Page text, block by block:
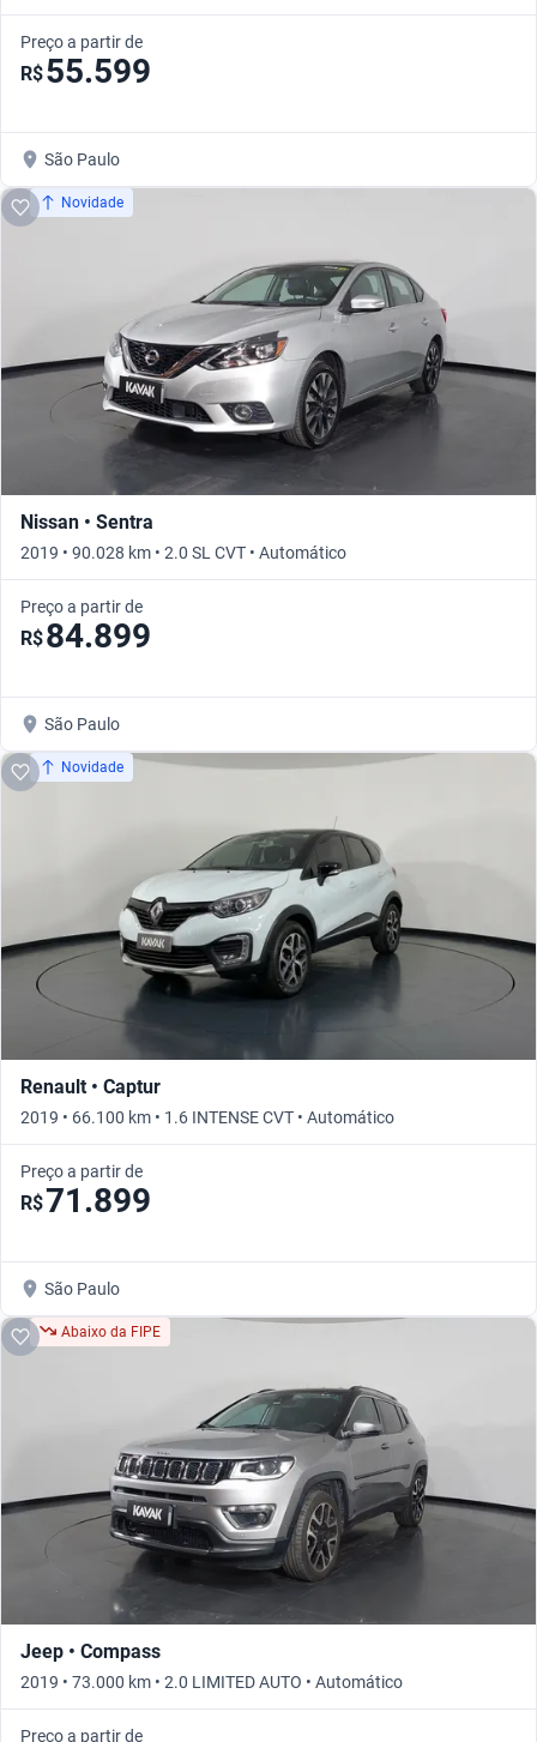
Preço a partir de
R$55.599
São Paulo
Novidade
Nissan • Sentra
2019 • 90.028 km • 2.0 SL CVT • Automático
Preço a partir de
R$84.899
São Paulo
Novidade
Renault • Captur
2019 • 66.100 km • 1.6 INTENSE CVT • Automático
Preço a partir de
R$71.899
São Paulo
Abaixo da FIPE
Jeep • Compass
2019 • 73.000 km • 2.0 LIMITED AUTO • Automático
Preço a partir de